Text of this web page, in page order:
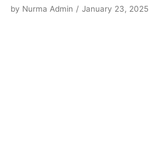
by Nurma Admin January 23, 2025